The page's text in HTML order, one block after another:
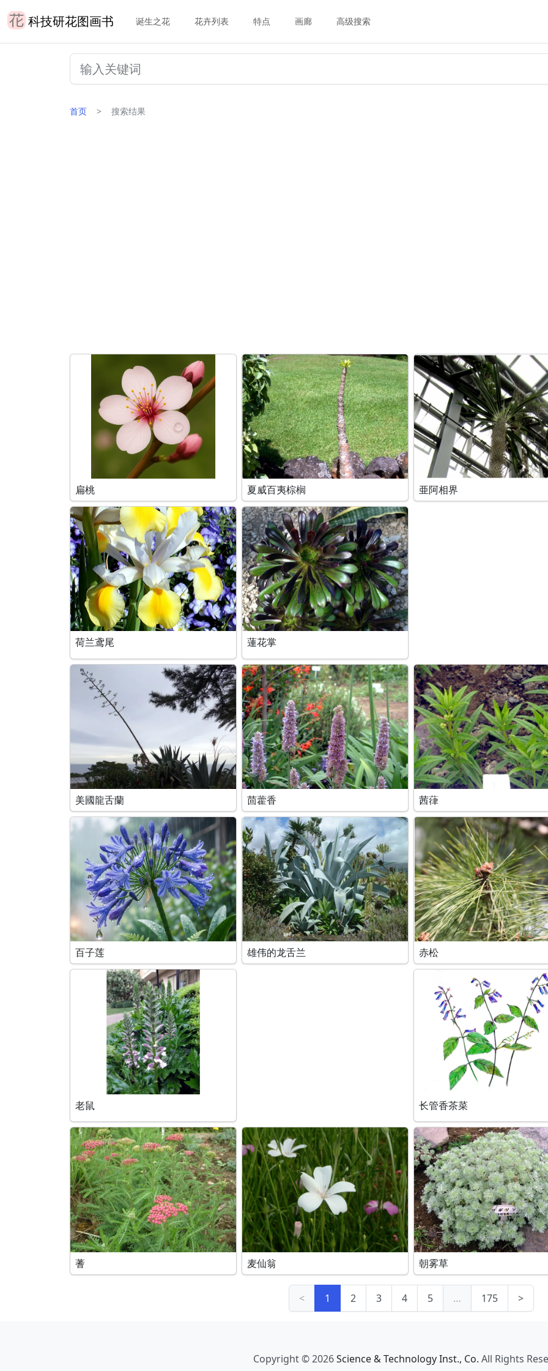
科技研花图画书 诞生之花 花卉列表 特点 画廊 高级搜索
首页 搜索结果
扁桃 夏威百夷棕榈 亜阿相界
荷兰鸢尾 蓮花掌
美國龍舌蘭 茴藿香 茜葎
百子莲 雄伟的龙舌兰 赤松
老鼠 长管香茶菜
蓍 麦仙翁 朝雾草
< 1 2 3 4 5 … 175 >
Copyright © 2026Science & Technology Inst., Co. All Rights